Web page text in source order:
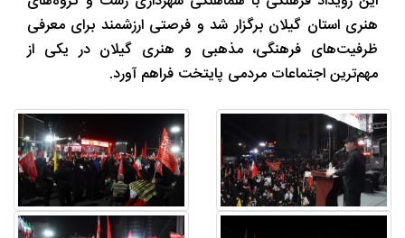
هنری استان گیلان برگزار شد و فرصتی ارزشمند برای معرفی
ظرفیت‌های فرهنگی، مذهبی و هنری گیلان در یکی از
مهم‌ترین اجتماعات مردمی پایتخت فراهم آورد.